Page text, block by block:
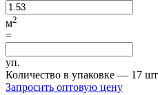
м2
=
уп.
Количество в упаковке — 17
Запросить оптовую цену